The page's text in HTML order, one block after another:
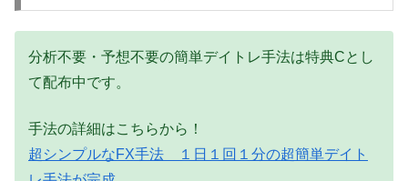
分析不要・予想不要の簡単デイトレ手法は特典Cとし
て配布中です。
手法の詳細はこちらから！
超シンプルなFX手法 １日１回１分の超簡単デイト